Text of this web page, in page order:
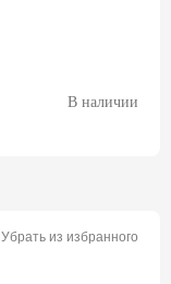
В наличии
Убрать из избранного